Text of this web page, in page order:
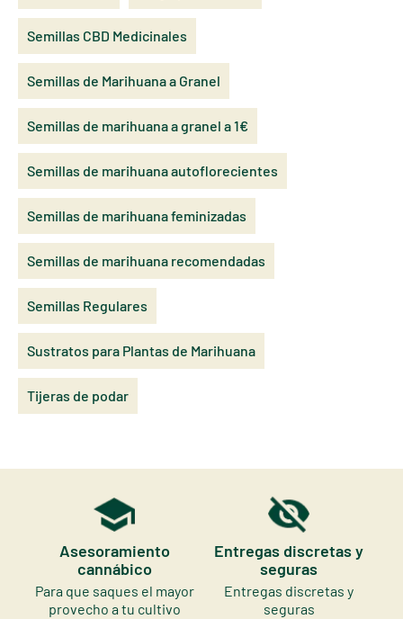
Semillas CBD Medicinales
Semillas de Marihuana a Granel
Semillas de marihuana a granel a 1€
Semillas de marihuana autoflorecientes
Semillas de marihuana feminizadas
Semillas de marihuana recomendadas
Semillas Regulares
Sustratos para Plantas de Marihuana
Tijeras de podar
Asesoramiento
cannábico
Para que saques el mayor
provecho a tu cultivo
Entregas discretas y
seguras
Entregas discretas y
seguras